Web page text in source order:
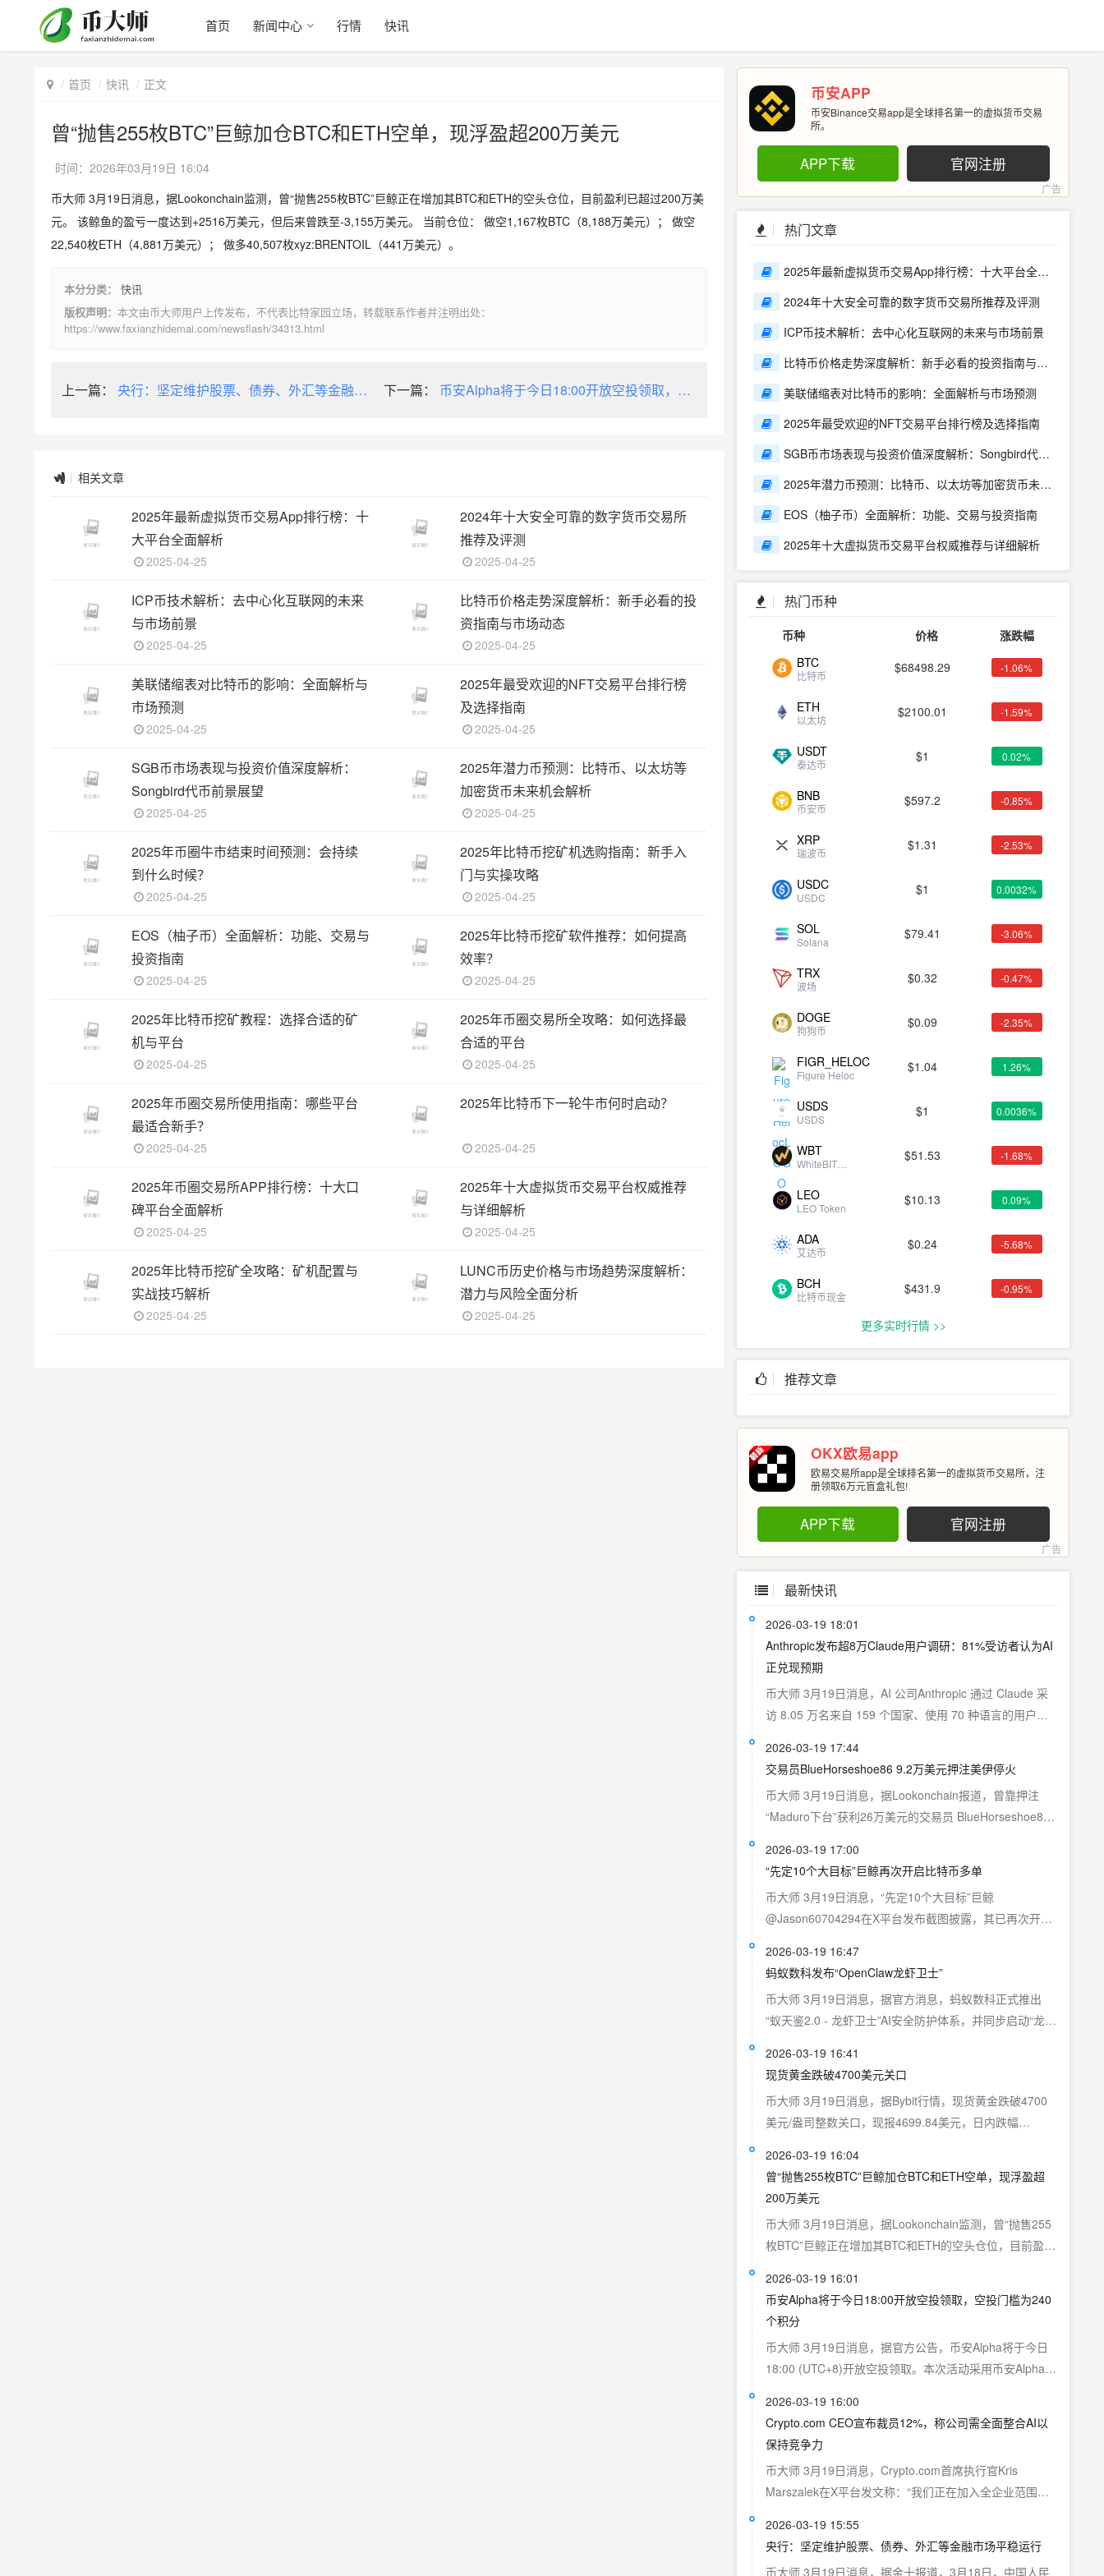
首页 新闻中心 行情 快讯
首页 快讯 正文
曾“抛售255枚BTC”巨鲸加仓BTC和ETH空单，现浮盈超200万美元
时间：2026年03月19日 16:04
币大师 3月19日消息，据Lookonchain监测，曾“抛售255枚BTC”巨鲸正在增加其BTC和ETH的空头仓位，目前盈利已超过200万美
元。 该鲸鱼的盈亏一度达到+2516万美元，但后来曾跌至-3,155万美元。 当前仓位： 做空1,167枚BTC（8,188万美元）； 做空
22,540枚ETH（4,881万美元）； 做多40,507枚xyz:BRENTOIL（441万美元）。
本分分类：
快讯
版权声明： 本文由币大师用户上传发布，不代表比特家园立场，转载联系作者并注明出处：
https://www.faxianzhidemai.com/newsflash/34313.html
上一篇：
央行：坚定维护股票、债券、外汇等金融市
下一篇：
币安Alpha将于今日18:00开放空投领取，空
相关文章
2025年最新虚拟货币交易App排行榜：十
大平台全面解析
2025-04-25
2024年十大安全可靠的数字货币交易所
推荐及评测
2025-04-25
ICP币技术解析：去中心化互联网的未来
与市场前景
2025-04-25
比特币价格走势深度解析：新手必看的投
资指南与市场动态
2025-04-25
美联储缩表对比特币的影响：全面解析与
市场预测
2025-04-25
2025年最受欢迎的NFT交易平台排行榜
及选择指南
2025-04-25
SGB币市场表现与投资价值深度解析：
Songbird代币前景展望
2025-04-25
2025年潜力币预测：比特币、以太坊等
加密货币未来机会解析
2025-04-25
2025年币圈牛市结束时间预测：会持续
到什么时候？
2025-04-25
2025年比特币挖矿机选购指南：新手入
门与实操攻略
2025-04-25
EOS（柚子币）全面解析：功能、交易与
投资指南
2025-04-25
2025年比特币挖矿软件推荐：如何提高
效率？
2025-04-25
2025年比特币挖矿教程：选择合适的矿
机与平台
2025-04-25
2025年币圈交易所全攻略：如何选择最
合适的平台
2025-04-25
2025年币圈交易所使用指南：哪些平台
最适合新手？
2025-04-25
2025年比特币下一轮牛市何时启动？
2025-04-25
2025年币圈交易所APP排行榜：十大口
碑平台全面解析
2025-04-25
2025年十大虚拟货币交易平台权威推荐
与详细解析
2025-04-25
2025年比特币挖矿全攻略：矿机配置与
实战技巧解析
2025-04-25
LUNC币历史价格与市场趋势深度解析：
潜力与风险全面分析
2025-04-25
币安APP
币安Binance交易app是全球排名第一的虚拟货币交易
所。
APP下载 官网注册
热门文章
2025年最新虚拟货币交易App排行榜：十大平台全面
2024年十大安全可靠的数字货币交易所推荐及评测
ICP币技术解析：去中心化互联网的未来与市场前景
比特币价格走势深度解析：新手必看的投资指南与市
美联储缩表对比特币的影响：全面解析与市场预测
2025年最受欢迎的NFT交易平台排行榜及选择指南
SGB币市场表现与投资价值深度解析：Songbird代币
2025年潜力币预测：比特币、以太坊等加密货币未来
EOS（柚子币）全面解析：功能、交易与投资指南
2025年十大虚拟货币交易平台权威推荐与详细解析
热门币种
币种 价格
涨跌幅
BTC
比特币
$68498.29 -1.06%
ETH
以太坊
$2100.01 -1.59%
USDT
泰达币
$1 0.02%
BNB
币安币
$597.2 -0.85%
XRP
瑞波币
$1.31 -2.53%
USDC
USDC
$1 0.0032%
SOL
Solana
$79.41 -3.06%
TRX
波场
$0.32 -0.47%
DOGE
狗狗币
$0.09 -2.35%
FIGR_HELOC
Figure Heloc
$1.04 1.26%
USDS
USDS
$1 0.0036%
WBT
WhiteBIT
$51.53 -1.68%
LEO
LEO Token
$10.13 0.09%
ADA
艾达币
$0.24 -5.68%
BCH
比特币现金
$431.9 -0.95%
更多实时行情 >>
推荐文章
OKX欧易app
欧易交易所app是全球排名第一的虚拟货币交易所，注
册领取6万元盲盒礼包!
APP下载 官网注册
最新快讯
2026-03-19 18:01
Anthropic发布超8万Claude用户调研：81%受访者认为AI
正兑现预期
币大师 3月19日消息，AI 公司Anthropic 通过 Claude 采
访 8.05 万名来自 159 个国家、使用 70 种语言的用户，
望 AI 提升“专业表现”，14% 关注“个人成长”，约 11% 期
望通过 AI 获得“时间自由”，近 10% 将其视为获取财务独
立工具。81% 受访者称 AI 已在一定程度上实现其愿景，
主要集中在生产力提升、认知协作与学习加速。但在担忧
方面，约 27% 指出 AI 结果不可靠，22% 关注就业与经
济冲击，约 22% 担心人类自主性被削弱，16% 认为过度
2026-03-19 17:44
交易员BlueHorseshoe86 9.2万美元押注美伊停火
币大师 3月19日消息，据Lookonchain报道，曾靠押注
“Maduro下台”获利26万美元的交易员 BlueHorseshoe86
“美国与伊朗在4月15日或4月30日前达成停火协议”。
2026-03-19 17:00
“先定10个大目标”巨鲸再次开启比特币多单
币大师 3月19日消息，“先定10个大目标”巨鲸
@Jason60704294在X平台发布截图披露，其已再次开启
美元。 此前消息，“先定10个大目标”巨鲸昨晚平仓空单后
单笔获利709.3万美元。
2026-03-19 16:47
蚂蚁数科发布“OpenClaw龙虾卫士”
币大师 3月19日消息，据官方消息，蚂蚁数科正式推出
“蚁天鉴2.0 - 龙虾卫士”AI安全防护体系，并同步启动“龙
生命周期、多层次的安全保障。本次发布的“claw安全套
件1.0”于3月19日正式上线，聚焦三大核心能力：一是“对
抗思想变异”，通过精准识别输入输出内容，拦截违规信
息与恶意诱导传播源头，防止模型被“黑化”；二是“净化
skills仓库”，基于蚂蚁数科CALIR五维模型框架，对Skills
插件进行合规扫描与行为审计，有效识别并阻断权限越
界、敏感泄露及异常调用等风险；三是“风险舆情播报”，
间掌握安全态势，实现风险的透明化与即时感知，变被动
防御为主动应对。其“龙虾AI安全守护计划”计划将面向首
批100家合作企业，提供为期3个月、总计20万次的免费
龙虾安全防护调用服务，旨在让客户快速体验企业级的AI
安全保障。
2026-03-19 16:41
现货黄金跌破4700美元关口
币大师 3月19日消息，据Bybit行情，现货黄金跌破4700
美元/盎司整数关口，现报4699.84美元，日内跌幅
2026-03-19 16:04
曾“抛售255枚BTC”巨鲸加仓BTC和ETH空单，现浮盈超
200万美元
币大师 3月19日消息，据Lookonchain监测，曾“抛售255
枚BTC”巨鲸正在增加其BTC和ETH的空头仓位，目前盈利
元，但后来曾跌至-3,155万美元。 当前仓位： 做空1,167
枚BTC（8,188万美元）； 做空22,540枚ETH（4,881万
美元）； 做多40,507枚xyz:BRENTOIL（441万美元）。
2026-03-19 16:01
币安Alpha将于今日18:00开放空投领取，空投门槛为240
个积分
币大师 3月19日消息，据官方公告，币安Alpha将于今日
18:00 (UTC+8)开放空投领取。本次活动采用币安Alpha
240个币安Alpha积分的用户可按先到先得的方式领取一份
代币奖励。如果奖励未全部分发完毕，积分门槛将每5分
钟自动降低5个。具体空投代币及最新信息，请关注币安
钱包官方渠道。
2026-03-19 16:00
Crypto.com CEO宣布裁员12%，称公司需全面整合AI以
保持竞争力
币大师 3月19日消息，Crypto.com首席执行官Kris
Marszalek在X平台发文称：“我们正在加入全企业范围内
将会失败。行动迟缓的公司将被抛在后面。立即行动并将
最佳AI工具与顶尖人才相结合的公司，将达到前所未有的
2026-03-19 15:55
央行：坚定维护股票、债券、外汇等金融市场平稳运行
币大师 3月19日消息，据金十报道，3月18日，中国人民